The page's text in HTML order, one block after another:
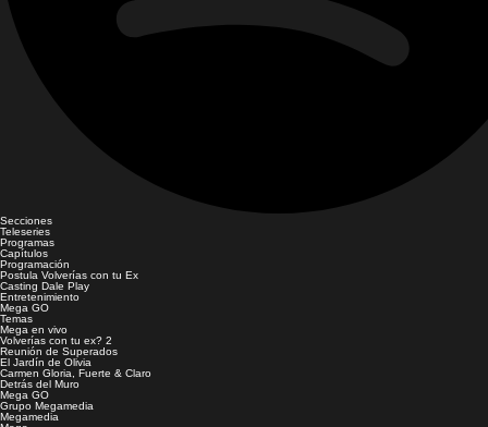
Secciones
Teleseries
Programas
Capítulos
Programación
Postula Volverías con tu Ex
Casting Dale Play
Entretenimiento
Mega GO
Temas
Mega en vivo
Volverías con tu ex? 2
Reunión de Superados
El Jardín de Olivia
Carmen Gloria, Fuerte & Claro
Detrás del Muro
Mega GO
Grupo Megamedia
Megamedia